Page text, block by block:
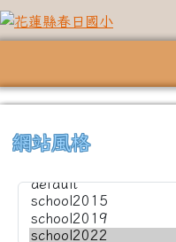
跳至主內容區
花蓮縣春日國小
網站風格